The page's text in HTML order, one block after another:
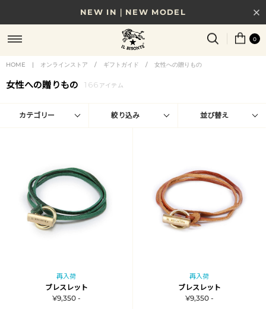
NEW IN｜NEW MODEL
8/17(月)10時まで｜税込11,000円以上で送料無料
贈る相手やシーンから選べる、新しいギフトガイド
NEW IN｜COLOR LEATHER
0
HOME | オンラインストア / ギフトガイド / 女性への贈りもの
女性への贈りもの 166 アイテム
カテゴリー 絞り込み 並び替え
再入荷
ブレスレット
¥9,350 -
再入荷
ブレスレット
¥9,350 -